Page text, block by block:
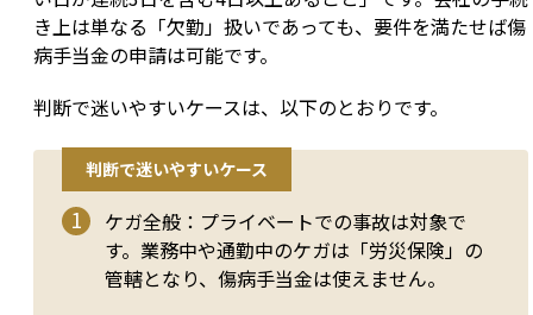
き上は単なる「欠勤」扱いであっても、要件を満たせば傷
病手当金の申請は可能です。
判断で迷いやすいケースは、以下のとおりです。
判断で迷いやすいケース
ケガ全般：プライベートでの事故は対象で
す。業務中や通勤中のケガは「労災保険」の
管轄となり、傷病手当金は使えません。